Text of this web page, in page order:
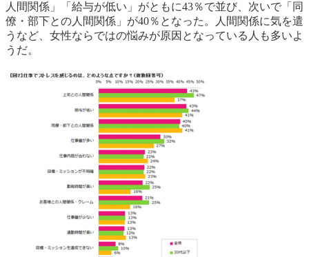
人間関係」「給与が低い」がともに43％で並び、次いで「同
僚・部下との人間関係」が40％となった。人間関係に気を遣
うなど、女性ならではの悩みが原因となっている人も多いよ
うだ。